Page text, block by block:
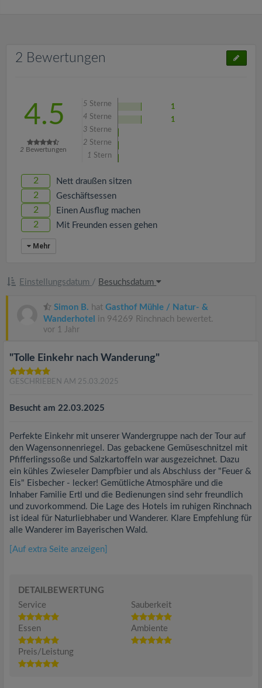
2 Bewertungen
4.5
2 Bewertungen
5 Sterne
1
4 Sterne
1
3 Sterne
2 Sterne
1 Stern
2 Nett draußen sitzen
2 Geschäftsessen
2 Einen Ausflug machen
2 Mit Freunden essen gehen
Mehr
Einstellungsdatum / Besuchsdatum
Simon B. hat Gasthof Mühle / Natur- &
Wanderhotel in 94269 Rinchnach bewertet.
vor 1 Jahr
"Tolle Einkehr nach Wanderung"
GESCHRIEBEN AM 25.03.2025
Besucht am 22.03.2025
Perfekte Einkehr mit unserer Wandergruppe nach der Tour auf
den Wagensonnenriegel. Das gebackene Gemüseschnitzel mit
Pfifferlingssoße und Salzkartoffeln war ausgezeichnet. Dazu
ein kühles Zwieseler Dampfbier und als Abschluss der "Feuer &
Eis" Eisbecher - lecker! Gemütliche Atmosphäre und die
Inhaber Familie Ertl und die Bedienungen sind sehr freundlich
und zuvorkommend. Die Lage des Hotels im ruhigen Rinchnach
ist ideal für Naturliebhaber und Wanderer. Klare Empfehlung für
alle Wanderer im Bayerischen Wald.
[Auf extra Seite anzeigen]
DETAILBEWERTUNG
Service
Sauberkeit
Essen Ambiente
Preis/Leistung